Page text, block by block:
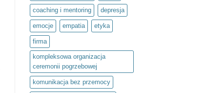
umysłu
w
ramach
olimpiady
Zwolnieni
z
coaching i mentoring depresja
emocje empatia etyka
firma
kompleksowa organizacja
ceremonii pogrzebowej
komunikacja bez przemocy